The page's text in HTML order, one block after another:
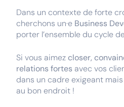
Dans un contexte de forte
cherchons un·e Business
porter l’ensemble du cycle
Si vous aimez closer,
relations fortes avec vos
dans un cadre exigeant
au bon endroit !